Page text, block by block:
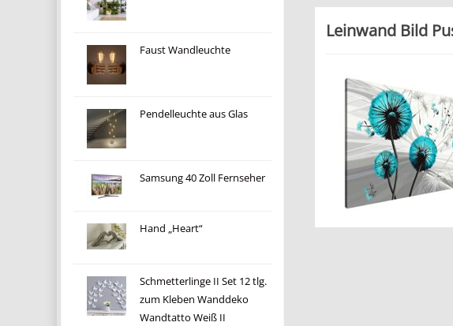
Faust Wandleuchte
Pendelleuchte aus Glas
Samsung 40 Zoll Fernseher
Hand „Heart“
Schmetterlinge II Set 12 tlg.
zum Kleben Wanddeko
Wandtatto Weiß II
Leinwand Bild